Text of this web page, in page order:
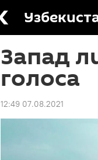
Запад
голоса
12:49 07.08.2021